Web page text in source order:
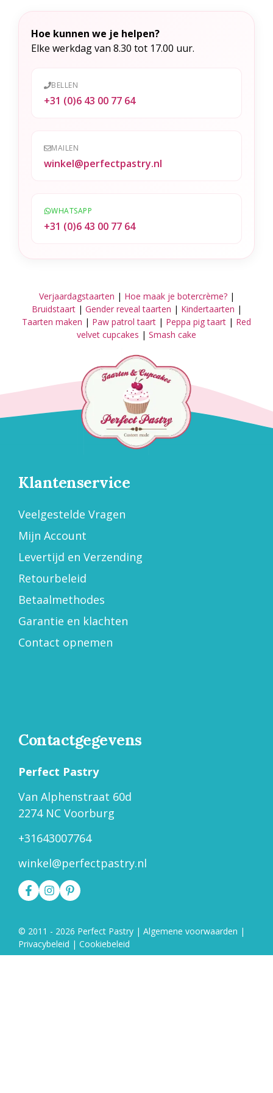
Hoe kunnen we je helpen?
Elke werkdag van 8.30 tot 17.00 uur.
BELLEN
+31 (0)6 43 00 77 64
MAILEN
winkel@perfectpastry.nl
WHATSAPP
+31 (0)6 43 00 77 64
Verjaardagstaarten | Hoe maak je botercrème?|
Bruidstaart| Gender reveal taarten | Kindertaarten |
Taarten maken | Paw patrol taart | Peppa pig taart | Red
velvet cupcakes | Smash cake
Klantenservice
Veelgestelde Vragen
Mijn Account
Levertijd en Verzending
Retourbeleid
Betaalmethodes
Garantie en klachten
Contact opnemen
Contactgegevens
Perfect Pastry
Van Alphenstraat 60d
2274 NC Voorburg
+31643007764
winkel@perfectpastry.nl
© 2011 - 2026 Perfect Pastry | Algemene voorwaarden |
Privacybeleid | Cookiebeleid